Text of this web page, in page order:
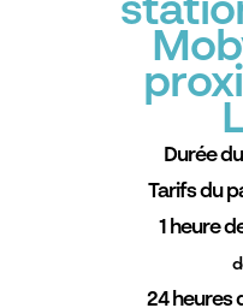
Durée
Tarifs du
1 heure
24 heures